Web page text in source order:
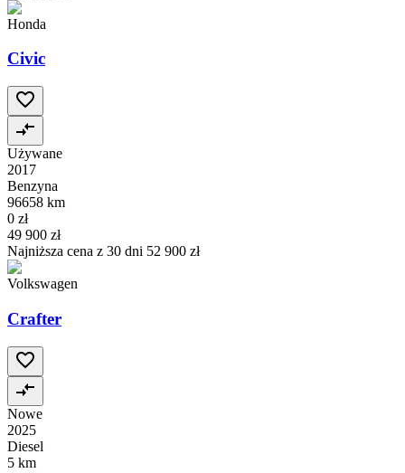
Honda
Civic
Używane
2017
Benzyna
96658 km
0 zł
49 900 zł
Najniższa cena z 30 dni 52 900 zł
Volkswagen
Crafter
Nowe
2025
Diesel
5 km